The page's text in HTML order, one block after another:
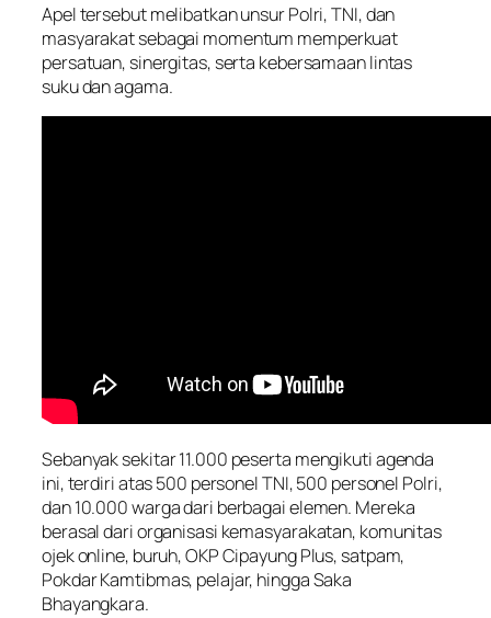
Apel tersebut melibatkan unsur Polri, TNI, dan
masyarakat sebagai momentum memperkuat
persatuan, sinergitas, serta kebersamaan lintas
suku dan agama.
Sebanyak sekitar 11.000 peserta mengikuti agenda
ini, terdiri atas 500 personel TNI, 500 personel Polri,
dan 10.000 warga dari berbagai elemen. Mereka
berasal dari organisasi kemasyarakatan, komunitas
ojek online, buruh, OKP Cipayung Plus, satpam,
Pokdar Kamtibmas, pelajar, hingga Saka
Bhayangkara.